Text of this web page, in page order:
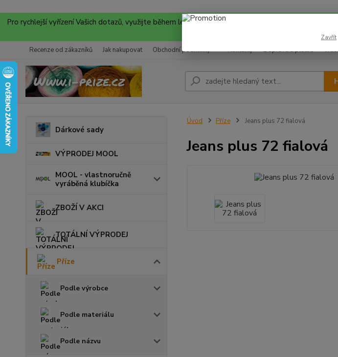
Pro rychlejší vyřízení Vašich dotazů, využijte během letních prázdnin náš email info@i-prize.cz.
Recenze od zákazníků Jak nakupovat Obchodní podmínky Kontakty Doprava a platba
Dárkové sady
VÝPRODEJ MOOL
MOOL - vlastnoručně
vyráběná klubíčka
ZBOŽÍ V AKCI
TOTÁLNÍ VÝPRODEJ
Příze
Podle výrobce
Podle materiálu
Podle názvu
Úvod Příze Jeans plus 72 fialová
Jeans plus 72 fialová
Zavřít